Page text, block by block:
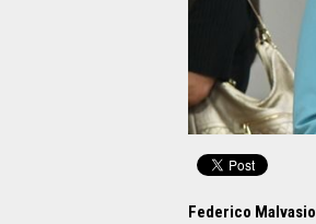
Federico Malvasio